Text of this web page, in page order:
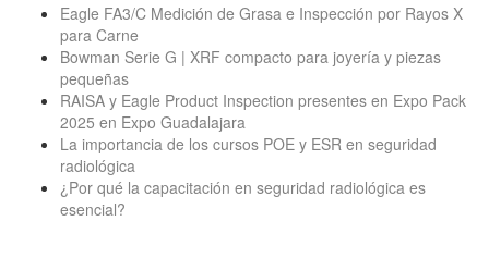
Eagle FA3/C Medición de Grasa e Inspección por Rayos X
para Carne
Bowman Serie G | XRF compacto para joyería y piezas
pequeñas
RAISA y Eagle Product Inspection presentes en Expo Pack
2025 en Expo Guadalajara
La importancia de los cursos POE y ESR en seguridad
radiológica
¿Por qué la capacitación en seguridad radiológica es
esencial?